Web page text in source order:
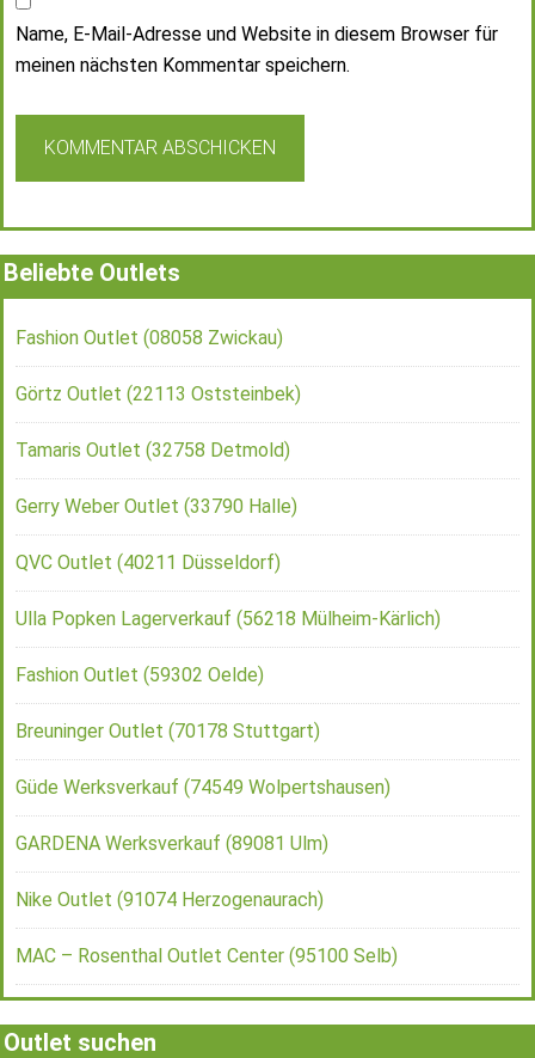
Name, E-Mail-Adresse und Website in diesem Browser für
meinen nächsten Kommentar speichern.
Beliebte Outlets
Fashion Outlet (08058 Zwickau)
Görtz Outlet (22113 Oststeinbek)
Tamaris Outlet (32758 Detmold)
Gerry Weber Outlet (33790 Halle)
QVC Outlet (40211 Düsseldorf)
Ulla Popken Lagerverkauf (56218 Mülheim-Kärlich)
Fashion Outlet (59302 Oelde)
Breuninger Outlet (70178 Stuttgart)
Güde Werksverkauf (74549 Wolpertshausen)
GARDENA Werksverkauf (89081 Ulm)
Nike Outlet (91074 Herzogenaurach)
MAC – Rosenthal Outlet Center (95100 Selb)
Outlet suchen